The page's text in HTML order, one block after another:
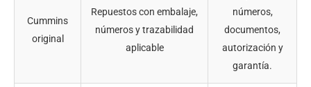
Cummins
original
Repuestos con embalaje,
números y trazabilidad
aplicable
números,
documentos,
autorización y
garantía.